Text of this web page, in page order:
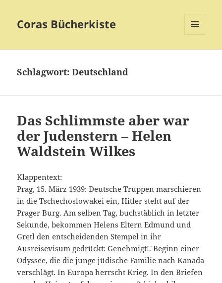
Coras Bücherkiste
Schlagwort:Deutschland
Das Schlimmste aber war
der Judenstern – Helen
Waldstein Wilkes
Klappentext:
Prag, 15. März 1939: Deutsche Truppen marschieren
in die Tschechoslowakei ein, Hitler steht auf der
Prager Burg. Am selben Tag, buchstäblich in letzter
Sekunde, bekommen Helens Eltern Edmund und
Gretl den entscheidenden Stempel in ihr
Ausreisevisum gedrückt: `Genehmigt!´. Beginn einer
Odyssee, die die junge jüdische Familie nach Kanada
verschlägt. In Europa herrscht Krieg. In den Briefen